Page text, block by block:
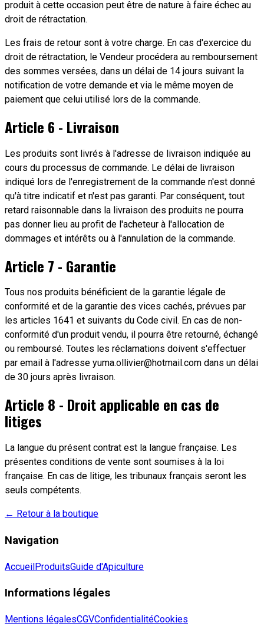
produit à cette occasion peut être de nature à faire échec au
droit de rétractation.
Les frais de retour sont à votre charge. En cas d'exercice du
droit de rétractation, le Vendeur procédera au remboursement
des sommes versées, dans un délai de 14 jours suivant la
notification de votre demande et via le même moyen de
paiement que celui utilisé lors de la commande.
Article 6 - Livraison
Les produits sont livrés à l'adresse de livraison indiquée au
cours du processus de commande. Le délai de livraison
indiqué lors de l'enregistrement de la commande n'est donné
qu'à titre indicatif et n'est pas garanti. Par conséquent, tout
retard raisonnable dans la livraison des produits ne pourra
pas donner lieu au profit de l'acheteur à l'allocation de
dommages et intérêts ou à l'annulation de la commande.
Article 7 - Garantie
Tous nos produits bénéficient de la garantie légale de
conformité et de la garantie des vices cachés, prévues par
les articles 1641 et suivants du Code civil. En cas de non-
conformité d'un produit vendu, il pourra être retourné, échangé
ou remboursé. Toutes les réclamations doivent s'effectuer
par email à l'adresse yuma.ollivier@hotmail.com dans un délai
de 30 jours après livraison.
Article 8 - Droit applicable en cas de
litiges
La langue du présent contrat est la langue française. Les
présentes conditions de vente sont soumises à la loi
française. En cas de litige, les tribunaux français seront les
seuls compétents.
← Retour à la boutique
Navigation
AccueilProduitsGuide d'Apiculture
Informations légales
Mentions légalesCGVConfidentialitéCookies